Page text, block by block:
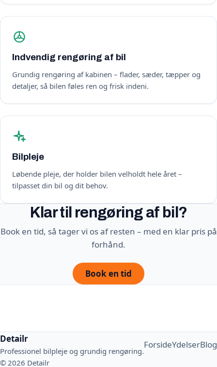
Indvendig rengøring af bil
Grundig rengøring af kabinen – flader, sæder, tæpper og
detaljer, så bilen føles ren og frisk indeni.
Bilpleje
Løbende pleje, der holder bilen velholdt hele året –
tilpasset din bil og dit behov.
Klar til rengøring af bil?
Book en tid, så tager vi os af resten – med en klar pris på
forhånd.
Book en tid
Detailr
Professionel bilpleje og grundig rengøring.
ForsideYdelserBlog
© 2026 Detailr